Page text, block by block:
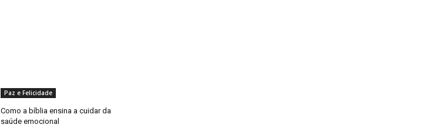
Paz e Felicidade
Como a bíblia ensina a cuidar da
saúde emocional